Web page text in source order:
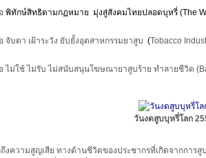
พิทักษ์สิทธิตามกฏหมาย มุ่งสู่สังคมไทยปลอดบุหรี่ (The
จับตา เฝ้าระวัง ยับยั้งอุตสาหกรรมยาสูบ (Tobacco
ไม่ใช้ ไม่รับ ไม่สนับสนุนโฆษณายาสูบร้าย ทำลายชีวิต
วันงดสูบบุหรี่โลก
งความสูญเสีย ทางด้านชีวิตของประชากรที่เกิดจากกา